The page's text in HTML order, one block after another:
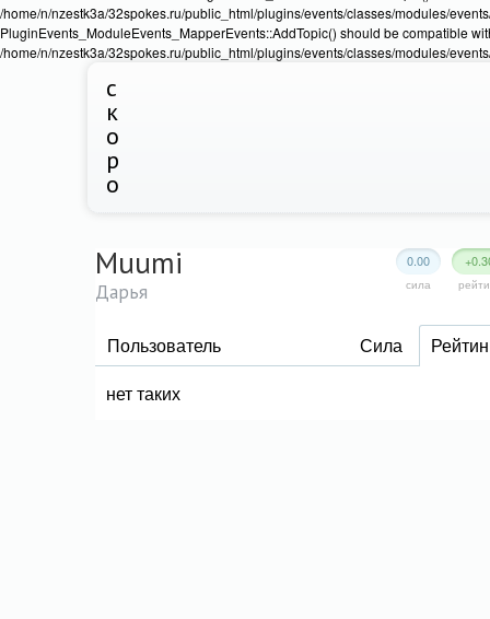
/home/n/nzestk3a/32spokes.ru/public_html/plugins/events/classes/modules/
PluginEvents_ModuleEvents_MapperEvents::AddTopic() should be compatible
/home/n/nzestk3a/32spokes.ru/public_html/plugins/events/classes/modules/
с
к
о
р
о
0.00
сила
Muumi
Дарья
Пользователь Сила
нет таких